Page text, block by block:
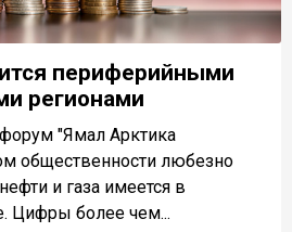
периферийными
регионами
"Ямал Арктика
общественности любезно
и газа имеется в
Цифры более чем...